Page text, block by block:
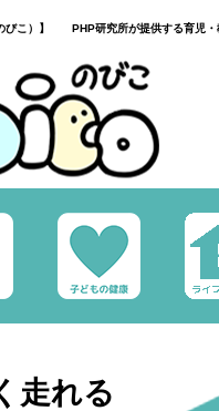
びこ）】 PHP研究所が提供する育児・
走れる